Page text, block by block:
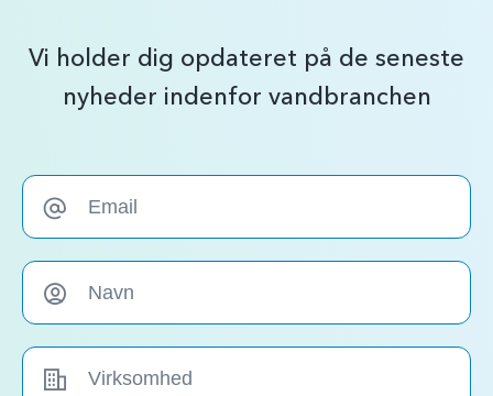
Vi holder dig opdateret på de seneste
nyheder indenfor vandbranchen